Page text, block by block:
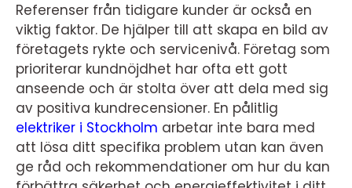
Referenser från tidigare kunder är också en
viktig faktor. De hjälper till att skapa en bild av
företagets rykte och servicenivå. Företag som
prioriterar kundnöjdhet har ofta ett gott
anseende och är stolta över att dela med sig
av positiva kundrecensioner. En pålitlig
elektriker i Stockholm arbetar inte bara med
att lösa ditt specifika problem utan kan även
ge råd och rekommendationer om hur du kan